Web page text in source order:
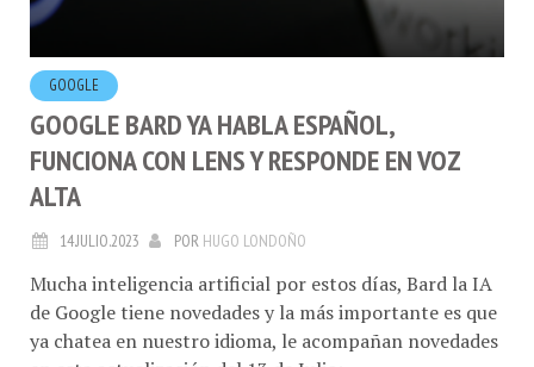
GOOGLE
GOOGLE BARD YA HABLA ESPAÑOL,
FUNCIONA CON LENS Y RESPONDE EN VOZ
ALTA
14.JULIO.2023
Mucha inteligencia artificial por estos días, Bard la IA
de Google tiene novedades y la más importante es que
ya chatea en nuestro idioma, le acompañan novedades
en esta actualización del 13 de Julio: